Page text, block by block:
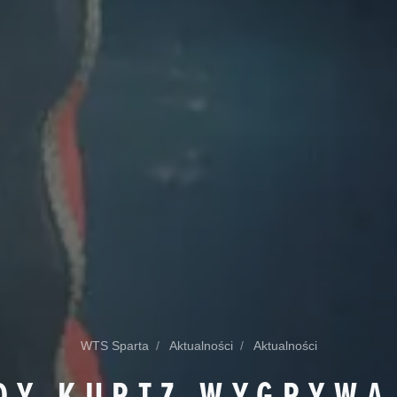
WTS Sparta Aktualności Aktualności